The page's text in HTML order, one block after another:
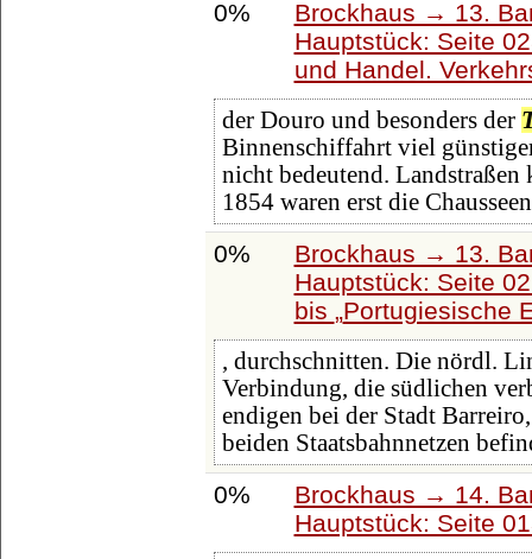
0%
Brockhaus → 13.
Hauptstück: Seite
und Handel.
der Douro und besonders der
Binnenschiffahrt viel
nicht bedeutend.
1854 waren erst die Chausseen
0%
Brockhaus → 13.
Hauptstück: Seite
bis Portugiesische
, durchschnitten. Die nördl.
Verbindung, die südlichen
endigen bei der Stadt
beiden Staatsbahnnetzen
0%
Brockhaus → 14.
Hauptstück: Seite